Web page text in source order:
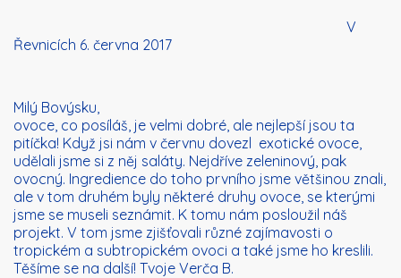
V
Řevnicích 6. června 2017
Milý Bovýsku,
ovoce, co posíláš, je velmi dobré, ale nejlepší jsou ta
pitíčka! Když jsi nám v červnu dovezl exotické ovoce,
udělali jsme si z něj saláty. Nejdříve zeleninový, pak
ovocný. Ingredience do toho prvního jsme většinou znali,
ale v tom druhém byly některé druhy ovoce, se kterými
jsme se museli seznámit. K tomu nám posloužil náš
projekt. V tom jsme zjišťovali různé zajímavosti o
tropickém a subtropickém ovoci a také jsme ho kreslili.
Těšíme se na další! Tvoje Verča B.